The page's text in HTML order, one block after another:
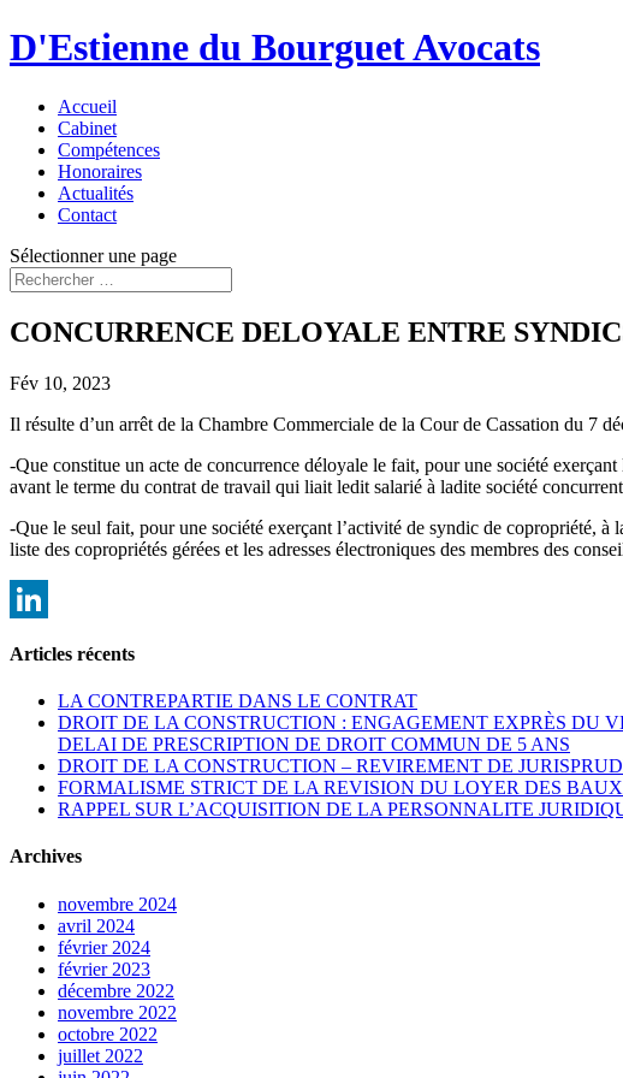
D'Estienne du Bourguet Avocats
Accueil
Cabinet
Compétences
Honoraires
Actualités
Contact
Sélectionner une page
CONCURRENCE DELOYALE ENTRE
Fév 10, 2023
Il résulte d’un arrêt de la Chambre Commerciale de la Cour de Cassation du 7
-Que constitue un acte de concurrence déloyale le fait, pour une société
avant le terme du contrat de travail qui liait ledit salarié à ladite société
-Que le seul fait, pour une société exerçant l’activité de syndic de copropriété,
liste des copropriétés gérées et les adresses électroniques des membres des
Articles récents
LA CONTREPARTIE DANS LE CONTRAT
DROIT DE LA CONSTRUCTION : ENGAGEMENT EXPRÈS DU
DELAI DE PRESCRIPTION DE DROIT COMMUN DE 5 ANS
DROIT DE LA CONSTRUCTION – REVIREMENT DE
FORMALISME STRICT DE LA REVISION DU LOYER DES
RAPPEL SUR L’ACQUISITION DE LA PERSONNALITE
Archives
novembre 2024
avril 2024
février 2024
février 2023
décembre 2022
novembre 2022
octobre 2022
juillet 2022